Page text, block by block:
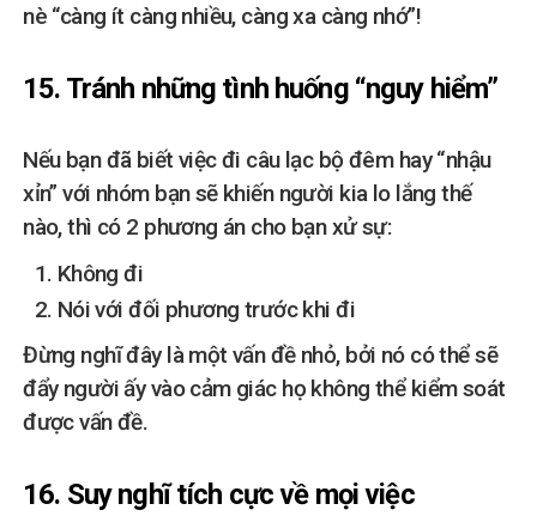
nè “càng ít càng nhiều, càng xa càng nhớ”!
15. Tránh những tình huống “nguy hiểm”
Nếu bạn đã biết việc đi câu lạc bộ đêm hay “nhậu
xỉn” với nhóm bạn sẽ khiến người kia lo lắng thế
nào, thì có 2 phương án cho bạn xử sự:
Không đi
Nói với đối phương trước khi đi
Đừng nghĩ đây là một vấn đề nhỏ, bởi nó có thể sẽ
đẩy người ấy vào cảm giác họ không thể kiểm soát
được vấn đề.
16. Suy nghĩ tích cực về mọi việc